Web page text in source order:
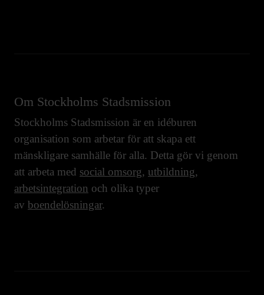
Om Stockholms Stadsmission
Stockholms Stadsmission är en idéburen
organisation som arbetar för att skapa ett
mänskligare samhälle för alla. Detta gör vi genom
att arbeta med social omsorg, utbildning,
arbetsintegration och olika typer
av boendelösningar.